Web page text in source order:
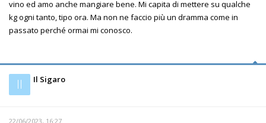
vino ed amo anche mangiare bene. Mi capita di mettere su qualche
kg ogni tanto, tipo ora. Ma non ne faccio più un dramma come in
passato perché ormai mi conosco.
Il Il Sigaro
22/06/2023, 16:27